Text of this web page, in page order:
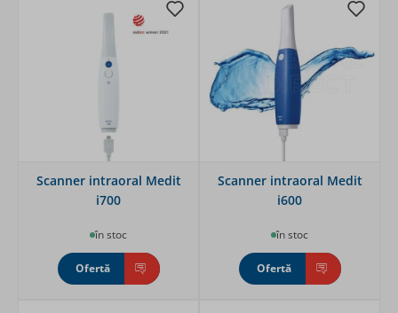
Scanner intraoral Medit
i700
în stoc
Ofertă
Scanner intraoral Medit
i600
în stoc
Ofertă